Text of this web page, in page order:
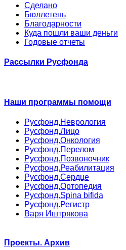
Сделано
Бюллетень
Благодарности
Куда пошли ваши деньги
Годовые отчеты
Рассылки Русфонда
Наши программы помощи
Русфонд.Неврология
Русфонд.Лицо
Русфонд.Онкология
Русфонд.Перелом
Русфонд.Позвоночник
Русфонд.Реабилитация
Русфонд.Сердце
Русфонд.Ортопедия
Русфонд.Spina bifida
Русфонд.Регистр
Варя Иштрякова
Проекты. Архив